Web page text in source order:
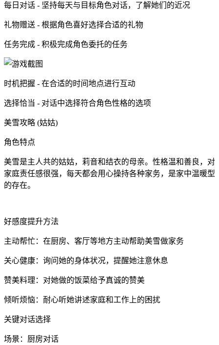
每日对话 - 坚持每天与目标角色对话，了解她们的近况
礼物赠送 - 根据角色喜好选择合适的礼物
任务完成 - 积极完成角色委托的任务
时机把握 - 在合适的时间地点进行互动
选择恰当 - 对话中选择符合角色性格的选项
美雪攻略 (姑姑)
角色特点
美雪是主人共的姑姑，莉音和结衣的母亲。性格温和善良，对
家庭责任感很强，每天都会用心操持各种家务，是家中温暖型
的存在。
好感度提升方法
主动帮忙：在厨房、客厅等地方主动帮助美雪做家务
关心健康：询问她的身体状况，提醒她注意休息
赞美料理：对她做的饭菜给予真诚的赞美
倾听烦恼：耐心听她讲述家庭和工作上的困扰
关键对话选择
场景：厨房对话